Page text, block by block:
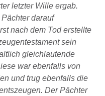
letzter Wille ergab.
darauf
nach dem Tod erstellte
sein
gleichlautende
war ebenfalls von
und trug ebenfalls die
Der Pächter